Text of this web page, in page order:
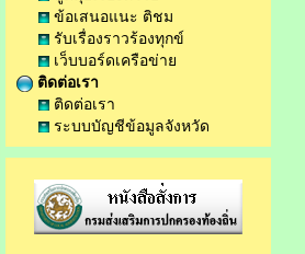
ข้อเสนอแนะ ติชม
รับเรื่องราวร้องทุกข์
เว็บบอร์ดเครือข่าย
ติดต่อเรา
ติดต่อเรา
ระบบบัญชีข้อมูลจังหวัด